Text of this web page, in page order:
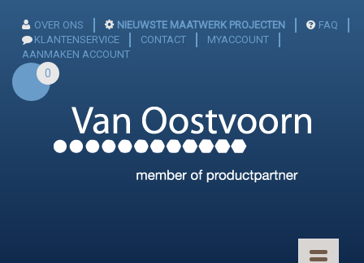
OVER ONS NIEUWSTE MAATWERK PROJECTEN
FAQ
KLANTENSERVICE
CONTACT
MYACCOUNT
AANMAKEN ACCOUNT
0
Toggle